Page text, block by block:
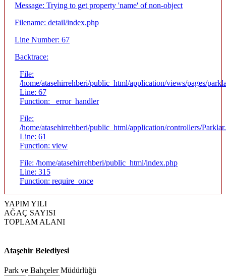
Message: Trying to get property 'name' of non-object
Filename: detail/index.php
Line Number: 67
Backtrace:
File:
/home/atasehirrehberi/public_html/application/views/pages/
Line: 67
Function: _error_handler
File:
/home/atasehirrehberi/public_html/application/controllers/
Line: 61
Function: view
File: /home/atasehirrehberi/public_html/index.php
Line: 315
Function: require_once
YAPIM YILI
AĞAÇ SAYISI
TOPLAM ALANI
Ataşehir Belediyesi
Park ve Bahçeler Müdürlüğü